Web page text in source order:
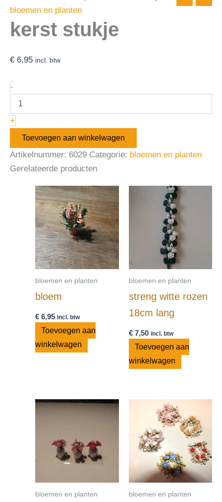
bloemen en planten
kerst stukje
€ 6,95 incl. btw
-
+
Toevoegen aan winkelwagen
Artikelnummer: 6029 Categorie: bloemen en planten
Gerelateerde producten
bloemen en planten
bloem
€ 6,95 incl. btw
Toevoegen aan
winkelwagen
bloemen en planten
streng witte rozen
18cm lang
€7,50 incl. btw
Toevoegen aan
winkelwagen
bloemen en planten bloemen en planten